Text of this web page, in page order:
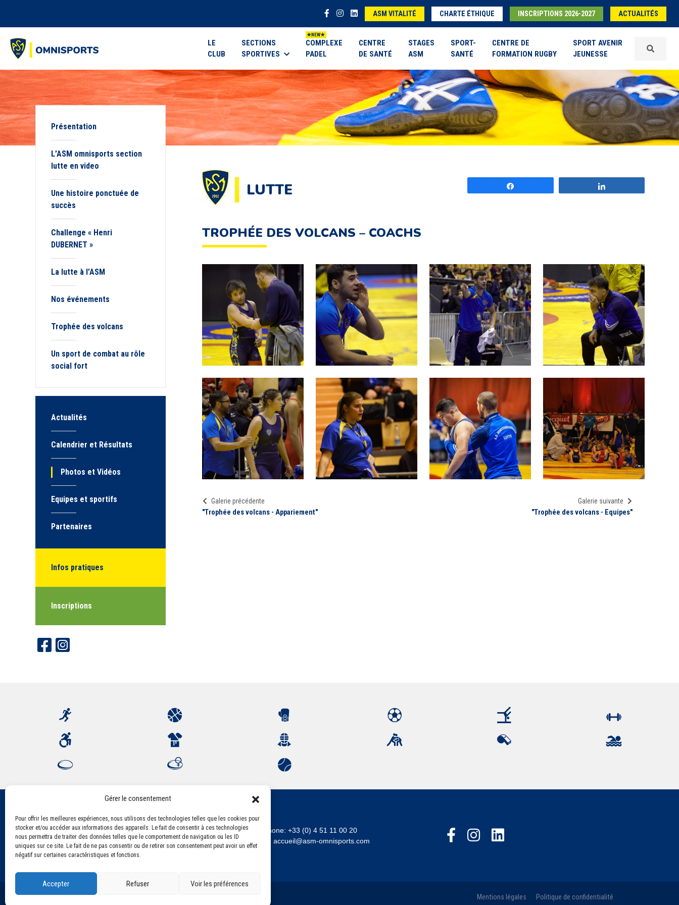
Gérer le consentement
Pour offrir les meilleures expériences, nous utilisons des technologies telles que les cookies pour
stocker et/ou accéder aux informations des appareils. Le fait de consentir à ces technologies
nous permettra de traiter des données telles que le comportement de navigation ou les ID
uniques sur ce site. Le fait de ne pas consentir ou de retirer son consentement peut avoir un effet
négatif sur certaines caractéristiques et fonctions.
Accepter Refuser Voir les préférences
ASM VITALITÉ CHARTE ÉTHIQUE INSCRIPTIONS 2026-2027 ACTUALITÉS
LE
CLUB
SECTIONS
SPORTIVES
COMPLEXE
PADEL
CENTRE
DE SANTÉ
STAGES
ASM
SPORT-
SANTÉ
CENTRE DE
FORMATION RUGBY
SPORT AVENIR
JEUNESSE
Présentation
L’ASM omnisports section
lutte en video
Une histoire ponctuée de
succès
Challenge « Henri
DUBERNET »
La lutte à l’ASM
Nos événements
Trophée des volcans
Un sport de combat au rôle
social fort
Actualités
Calendrier et Résultats
Photos et Vidéos
Equipes et sportifs
Partenaires
Infos pratiques
Inscriptions
LUTTE
TROPHÉE DES VOLCANS – COACHS
Galerie précédente
"Trophée des volcans - Appariement"
Galerie suivante
"Trophée des volcans - Equipes"
Association Sportive Montferrandaise
84, boulevard Léon Jouhaux
CS 80221 - 63021 Clermont-Ferrand Cedex 2
Téléphone: +33 (0) 4 51 11 00 20
accueil@asm-omnisports.com
©2021 Tous droits réservés - Association Sportive Montferrandaise Mentions légales Politique de confidentialité